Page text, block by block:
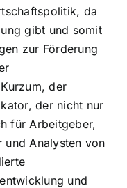
da
gibt und somit
zur Förderung
der
der nicht nur
für Arbeitgeber,
und Analysten von
und